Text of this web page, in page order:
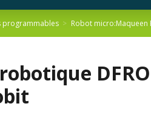
programmables Robot micro:Maqueen